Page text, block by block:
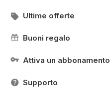
Ultime offerte
Buoni regalo
Attiva un abbonamento
Supporto